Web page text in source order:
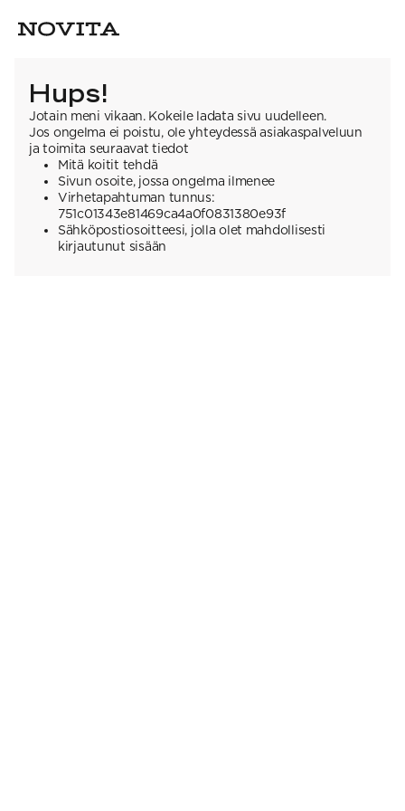
Hups!
Jotain meni vikaan. Kokeile ladata sivu uudelleen.
Jos ongelma ei poistu, ole yhteydessä asiakaspalveluun
ja toimita seuraavat tiedot
Mitä koitit tehdä
Sivun osoite, jossa ongelma ilmenee
Virhetapahtuman tunnus:
751c01343e81469ca4a0f0831380e93f
Sähköpostiosoitteesi, jolla olet mahdollisesti
kirjautunut sisään